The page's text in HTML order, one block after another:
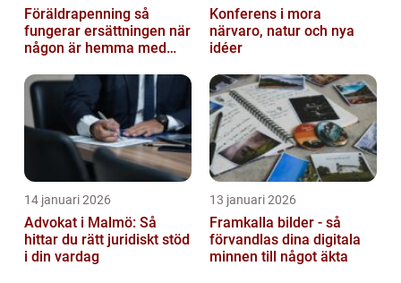
Föräldrapenning så
fungerar ersättningen när
någon är hemma med
Konferens i mora
närvaro, natur och nya
idéer
14 januari 2026
Advokat i Malmö: Så
hittar du rätt juridiskt stöd
i din vardag
13 januari 2026
Framkalla bilder - så
förvandlas dina digitala
minnen till något äkta